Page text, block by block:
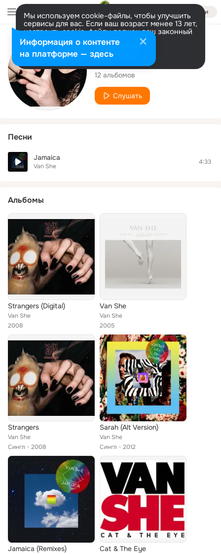
Войти
Мы используем cookie-файлы, чтобы улучшить
сервисы для вас. Если ваш возраст менее 13 лет,
настроить cookie-файлы должен ваш законный
представитель. Больше информации
Разрешить все Настроить
Исполнитель
Van She
12 альбомов
Слушать
Песни
Jamaica
Van She
4:33
Альбомы
Strangers (Digital)
Van She
2008
Van She
Van She
2005
Strangers
Van She
Сингл
2008
Sarah (Alt Version)
Van She
Сингл
2012
Jamaica (Remixes) Cat & The Eye
Информация о контенте
на платформе — здесь